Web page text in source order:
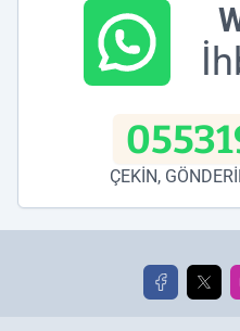
ÇEKİN,